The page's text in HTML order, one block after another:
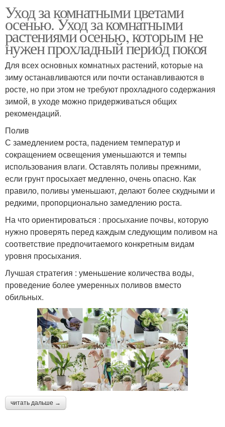
Уход за комнатными цветами
осенью. Уход за комнатными
растениями осенью, которым не
нужен прохладный период покоя
Для всех основных комнатных растений, которые на
зиму останавливаются или почти останавливаются в
росте, но при этом не требуют прохладного содержания
зимой, в уходе можно придерживаться общих
рекомендаций.
Полив
С замедлением роста, падением температур и
сокращением освещения уменьшаются и темпы
использования влаги. Оставлять поливы прежними,
если грунт просыхает медленно, очень опасно. Как
правило, поливы уменьшают, делают более скудными и
редкими, пропорционально замедлению роста.
На что ориентироваться : просыхание почвы, которую
нужно проверять перед каждым следующим поливом на
соответствие предпочитаемого конкретным видам
уровня просыхания.
Лучшая стратегия : уменьшение количества воды,
проведение более умеренных поливов вместо
обильных.
читать дальше →